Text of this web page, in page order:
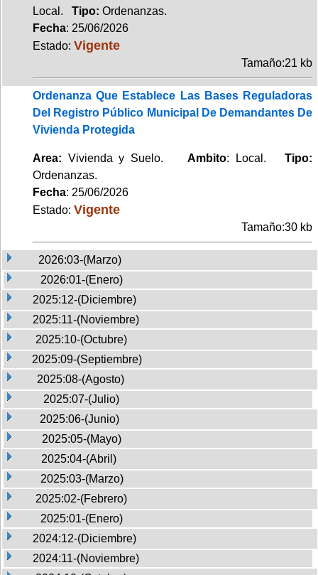
Local. Tipo: Ordenanzas.
Fecha: 25/06/2026
Estado: Vigente
Tamaño:21 kb
Ordenanza Que Establece Las Bases Reguladoras
Del Registro Público Municipal De Demandantes De
Vivienda Protegida
Area: Vivienda y Suelo.Ambito: Local.Tipo:
Ordenanzas.
Fecha: 25/06/2026
Estado: Vigente
Tamaño:30 kb
2026:03-(Marzo)
2026:01-(Enero)
2025:12-(Diciembre)
2025:11-(Noviembre)
2025:10-(Octubre)
2025:09-(Septiembre)
2025:08-(Agosto)
2025:07-(Julio)
2025:06-(Junio)
2025:05-(Mayo)
2025:04-(Abril)
2025:03-(Marzo)
2025:02-(Febrero)
2025:01-(Enero)
2024:12-(Diciembre)
2024:11-(Noviembre)